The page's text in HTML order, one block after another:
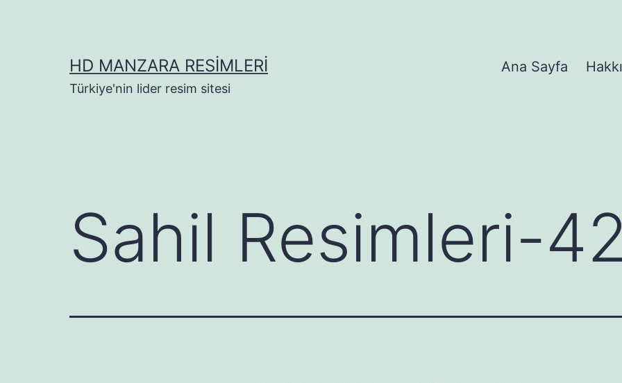
HD MANZARA RESIMLERI
Türkiye'nin lider resim sitesi
Ana Sayfa
Sahil Resimleri-